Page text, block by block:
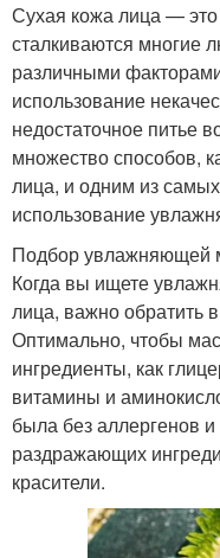
Сухая кожа лица —
сталкиваются многие
различными
использование
недостаточное питье
множество способов,
лица, и одним из
использование
Подбор увлажняющей
Когда вы ищете
лица, важно обратить
Оптимально, чтобы
ингредиенты, как
витамины и
была без аллергенов
раздражающих
красители.